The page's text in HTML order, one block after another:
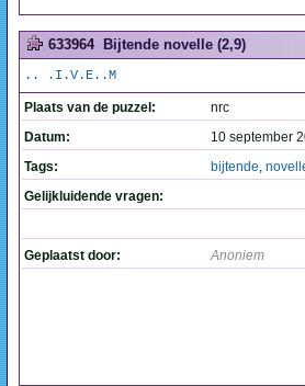
633964 Bijtende novelle (2,9)
.. .I.V.E..M
Plaats van de puzzel:
nrc
Datum:
10 september
Tags:
bijtende,
Gelijkluidende vragen:
Geplaatst door: Anoniem